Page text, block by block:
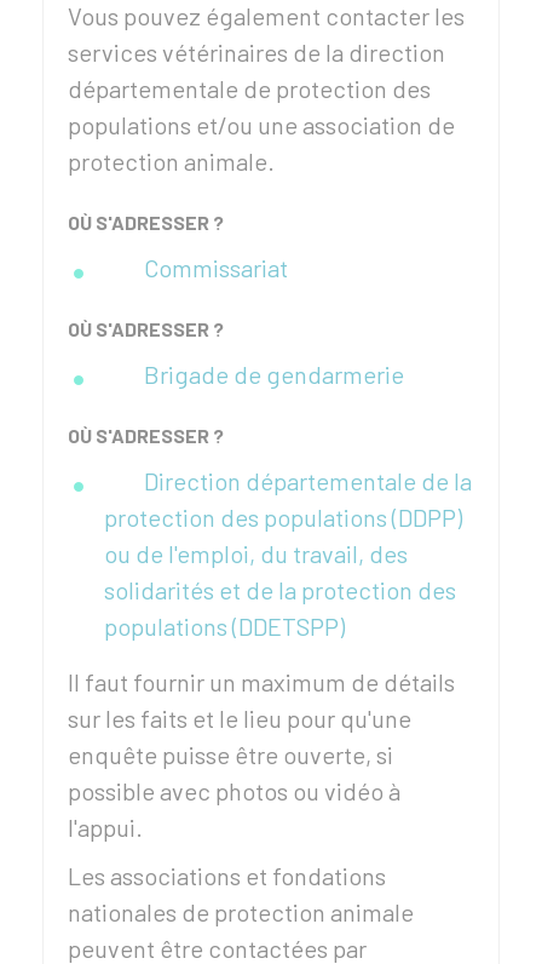
Vous pouvez également contacter les
services vétérinaires de la direction
départementale de protection des
populations et/ou une association de
protection animale.
OÙ S'ADRESSER ?
Commissariat
OÙ S'ADRESSER ?
Brigade de gendarmerie
OÙ S'ADRESSER ?
Direction départementale de la
protection des populations (DDPP)
ou de l'emploi, du travail, des
solidarités et de la protection des
populations (DDETSPP)
Il faut fournir un maximum de détails
sur les faits et le lieu pour qu'une
enquête puisse être ouverte, si
possible avec photos ou vidéo à
l'appui.
Les associations et fondations
nationales de protection animale
peuvent être contactées par